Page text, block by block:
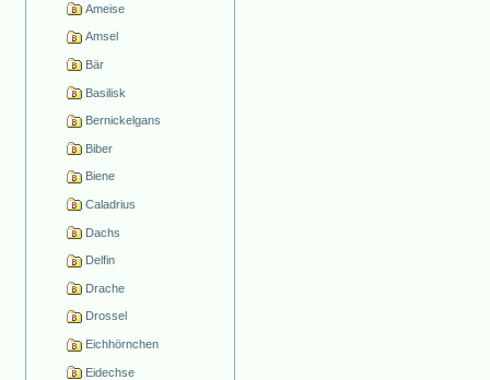
Ameise
Amsel
Bär
Basilisk
Bernickelgans
Biber
Biene
Caladrius
Dachs
Delfin
Drache
Drossel
Eichhörnchen
Eidechse